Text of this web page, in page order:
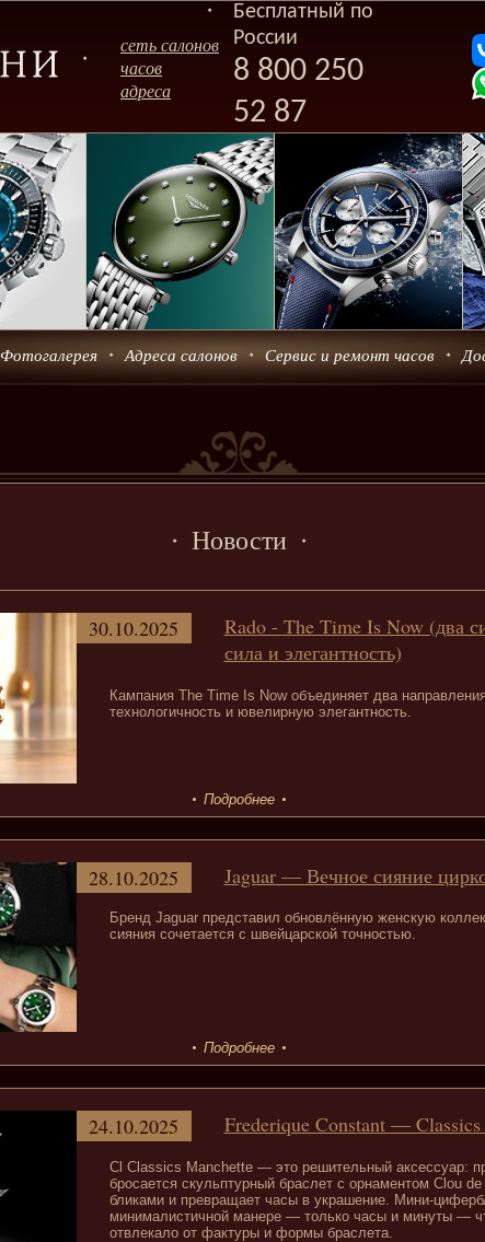
сеть салонов
часов
адреса
Бесплатный по
России
8 800 250
52 87
Фотогалерея Адреса салонов Сервис и ремонт часов
Новости
Rado - The Time Is Now (два
сила и элегантность)
Кампания The Time Is Now объединяет два
технологичность и ювелирную элегантность.
30.10.2025
Подробнее
Jaguar — Вечное сияние
Бренд Jaguar представил обновлённую женскую
сияния сочетается с швейцарской точностью.
28.10.2025
Подробнее
Frederique Constant —
Cl Classics Manchette — это решительный аксессуар:
бросается скульптурный браслет с орнаментом Clou
бликами и превращает часы в украшение. Мини-
минималистичной манере — только часы и минуты —
отвлекало от фактуры и формы браслета.
24.10.2025